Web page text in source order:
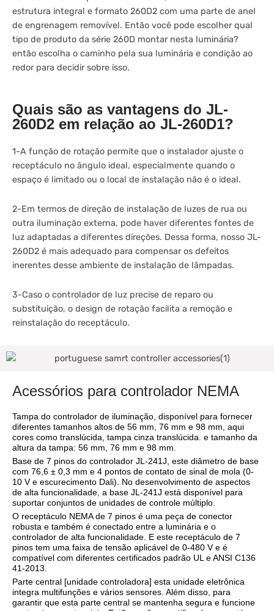
estrutura integral e formato 260D2 com uma parte de anel
de engrenagem removível. Então você pode escolher qual
tipo de produto da série 260D montar nesta luminária?
então escolha o caminho pela sua luminária e condição ao
redor para decidir sobre isso.
Quais são as vantagens do JL-
260D2 em relação ao JL-260D1?
1-A função de rotação permite que o instalador ajuste o
receptáculo no ângulo ideal, especialmente quando o
espaço é limitado ou o local de instalação não é o ideal.
2-Em termos de direção de instalação de luzes de rua ou
outra iluminação externa, pode haver diferentes fontes de
luz adaptadas a diferentes direções. Dessa forma, nosso JL-
260D2 é mais adequado para compensar os defeitos
inerentes desse ambiente de instalação de lâmpadas.
3-Caso o controlador de luz precise de reparo ou
substituição, o design de rotação facilita a remoção e
reinstalação do receptáculo.
Acessórios para controlador NEMA
Tampa do controlador de iluminação, disponível para fornecer
diferentes tamanhos altos de 56 mm, 76 mm e 98 mm, aqui
cores como translúcida, tampa cinza translúcida. e tamanho da
altura da tampa: 56 mm, 76 mm e 98 mm.
Base de 7 pinos do controlador JL-241J, este diâmetro de base
com 76,6 ± 0,3 mm e 4 pontos de contato de sinal de mola (0-
10 V e escurecimento Dali). No desenvolvimento de aspectos
de alta funcionalidade, a base JL-241J está disponível para
suportar conjuntos de unidades de controle múltiplo.
O receptáculo NEMA de 7 pinos é uma peça de conector
robusta e também é conectado entre a luminária e o
controlador de alta funcionalidade. E este receptáculo de 7
pinos tem uma faixa de tensão aplicável de 0-480 V e é
compatível com diferentes certificados padrão UL e ANSI C136
41-2013.
Parte central [unidade controladora] esta unidade eletrônica
integra multifunções e vários sensores. Além disso, para
garantir que esta parte central se mantenha segura e funcione